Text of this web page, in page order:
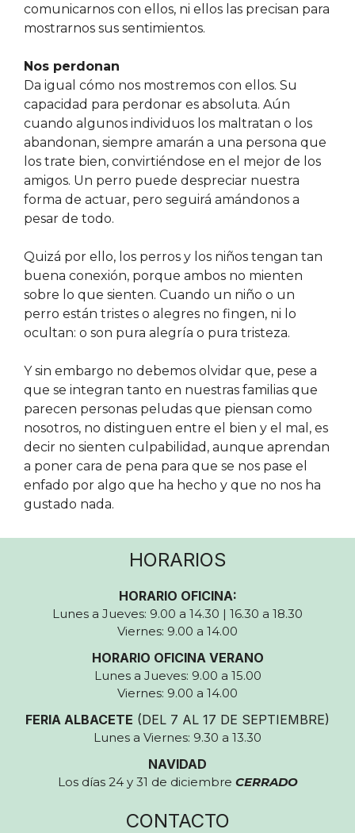
comunicarnos con ellos, ni ellos las precisan para
mostrarnos sus sentimientos.
Nos perdonan
Da igual cómo nos mostremos con ellos. Su
capacidad para perdonar es absoluta. Aún
cuando algunos individuos los maltratan o los
abandonan, siempre amarán a una persona que
los trate bien, convirtiéndose en el mejor de los
amigos. Un perro puede despreciar nuestra
forma de actuar, pero seguirá amándonos a
pesar de todo.
Quizá por ello, los perros y los niños tengan tan
buena conexión, porque ambos no mienten
sobre lo que sienten. Cuando un niño o un
perro están tristes o alegres no fingen, ni lo
ocultan: o son pura alegría o pura tristeza.
Y sin embargo no debemos olvidar que, pese a
que se integran tanto en nuestras familias que
parecen personas peludas que piensan como
nosotros, no distinguen entre el bien y el mal, es
decir no sienten culpabilidad, aunque aprendan
a poner cara de pena para que se nos pase el
enfado por algo que ha hecho y que no nos ha
gustado nada.
HORARIOS
HORARIO OFICINA:
Lunes a Jueves: 9.00 a 14.30 | 16.30 a 18.30
Viernes: 9.00 a 14.00
HORARIO OFICINA VERANO
Lunes a Jueves: 9.00 a 15.00
Viernes: 9.00 a 14.00
FERIA ALBACETE (DEL 7 AL 17 DE SEPTIEMBRE)
Lunes a Viernes: 9.30 a 13.30
NAVIDAD
Los días 24 y 31 de diciembre CERRADO
CONTACTO